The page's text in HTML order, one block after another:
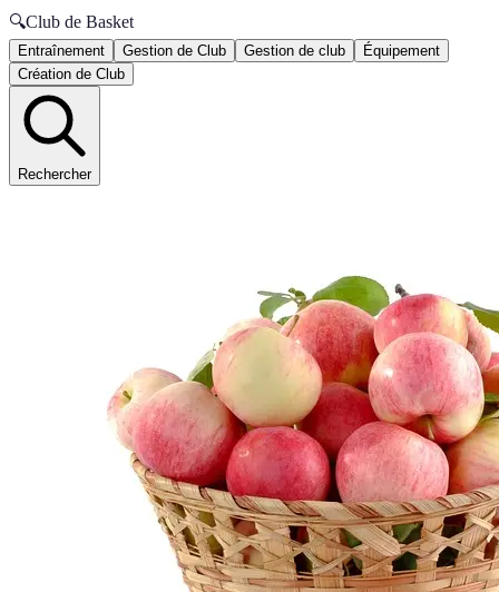
🔍Club de Basket
Entraînement Gestion de Club Gestion de club
Équipement
Création de Club
Rechercher